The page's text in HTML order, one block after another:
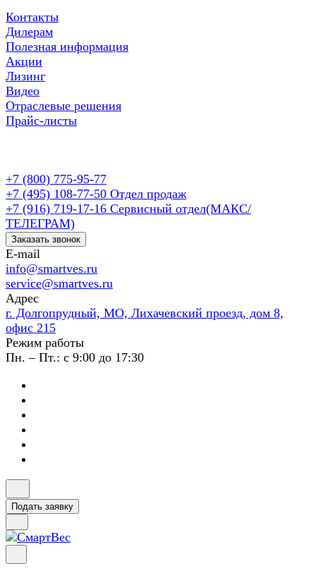
Контакты
Дилерам
Полезная информация
Акции
Лизинг
Видео
Отраслевые решения
Прайс-листы
+7 (800) 775-95-77
+7 (495) 108-77-50 Отдел продаж
+7 (916) 719-17-16 Сервисный отдел(МАКС/
ТЕЛЕГРАМ)
Заказать звонок
E-mail
info@smartves.ru
service@smartves.ru
Адрес
г. Долгопрудный, МО, Лихачевский проезд, дом 8,
офис 215
Режим работы
Пн. – Пт.: с 9:00 до 17:30
Подать заявку